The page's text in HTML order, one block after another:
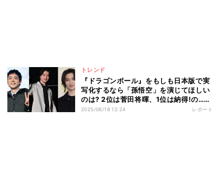
トレンド
『ドラゴンボール』をもしも日本版で実
写化するなら「孫悟空」を演じてほしい
のは? 2位は菅田将暉、1位は納得!の……
2025/06/18 12:24 レポート